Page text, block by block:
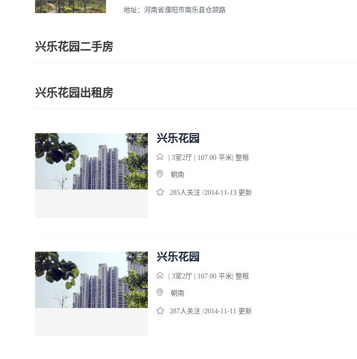
地址：河南省濮阳市南乐县仓颉路
兴乐花园二手房
兴乐花园出租房
兴乐花园
| 3室2厅 | 107.00 平米| 整租
朝南
285人关注 /2014-11-13 更新
兴乐花园
| 3室2厅 | 107.00 平米| 整租
朝南
287人关注 /2014-11-11 更新